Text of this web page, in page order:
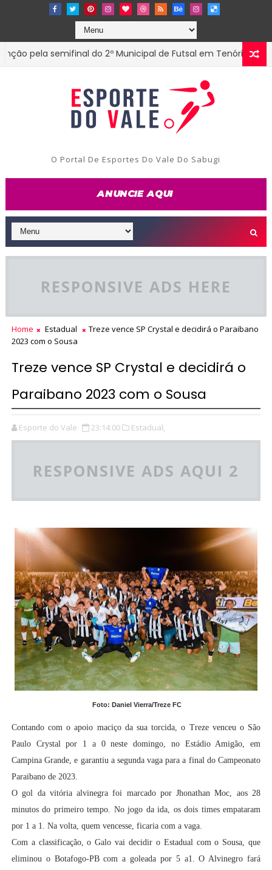
semifinal do 2º Municipal de Futsal em Tenório-PB
O Portal De Esportes Do Vale Do Sabugi
RESPONSIVE ADS HERE
Home Estadual
Treze vence SP Crystal e decidirá o Paraibano
2023 com o Sousa
Treze vence SP Crystal e decidirá o
Paraibano 2023 com o Sousa
Esporte do Vale 23:14:00 Estadual,
RESPONSIVE ADS AQUI 2
Foto: Daniel Vierra/Treze FC
Contando com o apoio maciço da sua torcida, o Treze venceu o São
Paulo Crystal por 1 a 0 neste domingo, no Estádio Amigão, em
Campina Grande, e garantiu a segunda vaga para a final do Campeonato
Paraibano de 2023.
O gol da vitória alvinegra foi marcado por Jhonathan Moc, aos 28
minutos do primeiro tempo. No jogo da ida, os dois times empataram
por 1 a 1. Na volta, quem vencesse, ficaria com a vaga.
Com a classificação, o Galo vai decidir o Estadual com o Sousa, que
eliminou o Botafogo-PB com a goleada por 5 a1. O Alvinegro fará